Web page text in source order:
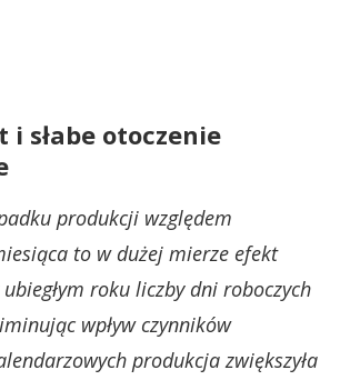
i słabe otoczenie
produkcji względem
to w dużej mierze efekt
roku liczby dni roboczych
wpływ czynników
produkcja zwiększyła